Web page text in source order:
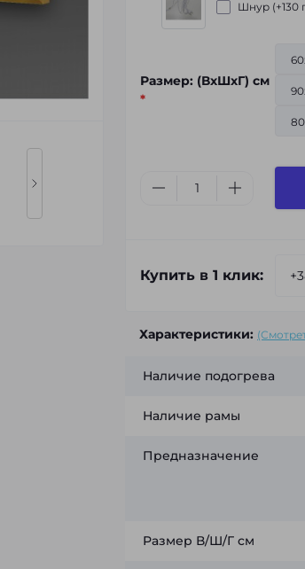
Шнур (+130
Размер: (ВхШхГ) см
*
Купить в 1 клик:
Характеристики:
Наличие подогрева
Наличие рамы
Предназначение
Размер В/Ш/Г см